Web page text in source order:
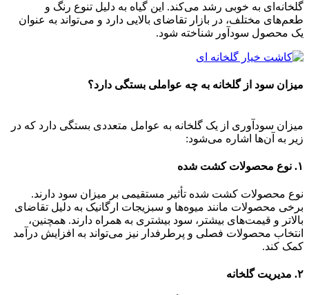
گلخانه‌ای به خوبی رشد می‌کند. این گیاه به دلیل تنوع رنگ و
طعم‌های مختلف، در بازار تقاضای بالایی دارد و می‌تواند به عنوان
یک محصول سودآور شناخته شود.
میزان سود از گلخانه به چه عواملی بستگی دارد؟
میزان سودآوری از یک گلخانه به عوامل متعددی بستگی دارد که در
زیر به آن‌ها اشاره می‌شود:
۱. نوع محصولات کشت شده
نوع محصولات کشت شده تأثیر مستقیمی بر میزان سود دارند.
برخی محصولات مانند میوه‌ها و سبزیجات ارگانیک به دلیل تقاضای
بالاتر و قیمت‌های بیشتر، سود بیشتری به همراه دارند. همچنین،
انتخاب محصولات فصلی و پرطرفدار نیز می‌تواند به افزایش درآمد
کمک کند.
۲. مدیریت گلخانه